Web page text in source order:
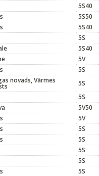
5S40
5S50
5S40
5S
5S40
5V
5S
novads, Vārmes 5S
5S
5V50
5V
5S
5S
5S
5S
5S